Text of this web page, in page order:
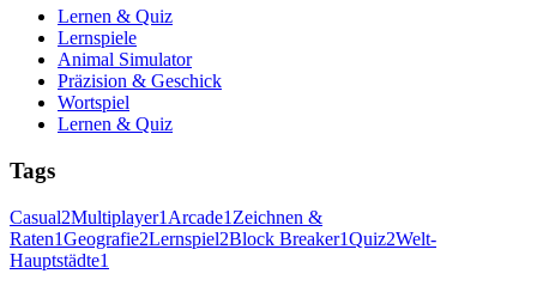
Lernen & Quiz
Lernspiele
Animal Simulator
Präzision & Geschick
Wortspiel
Lernen & Quiz
Tags
Casual2Multiplayer1 Arcade1 Zeichnen &
Raten1Geografie2Lernspiel2Block Breaker1Quiz2Welt-
Hauptstädte1